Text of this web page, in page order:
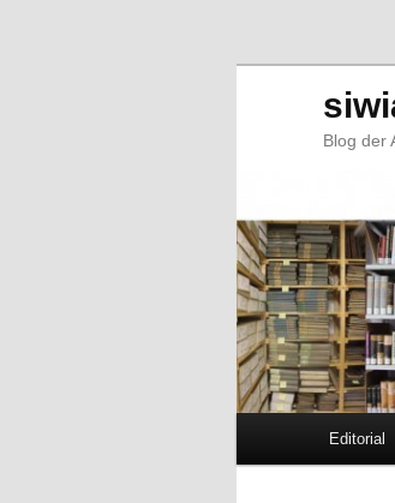
Blog der
Zum
Zum
Editorial